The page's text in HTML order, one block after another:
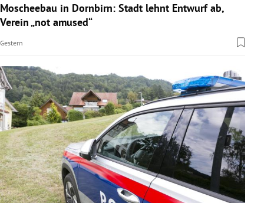
Moscheebau in Dornbirn: Stadt lehnt Entwurf ab,
Verein „not amused“
Gestern